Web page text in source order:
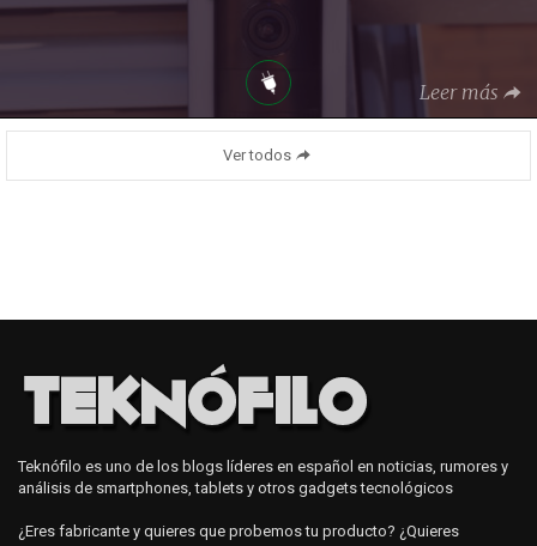
Leer más
Ver todos
Teknófilo es uno de los blogs líderes en español en noticias, rumores y
análisis de smartphones, tablets y otros gadgets tecnológicos
¿Eres fabricante y quieres que probemos tu producto? ¿Quieres